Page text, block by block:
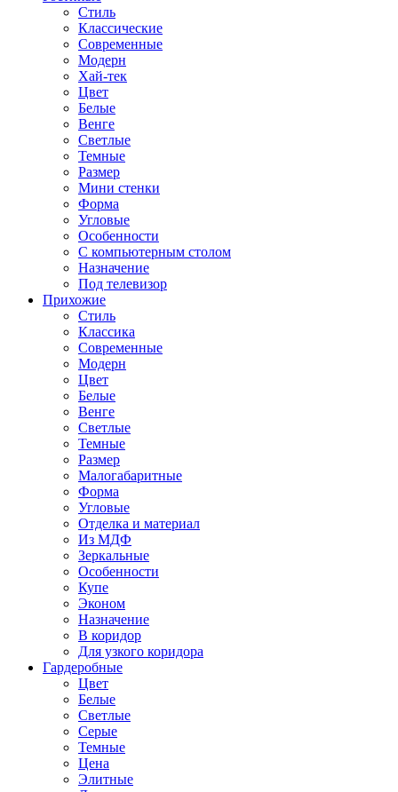
Стиль
Классические
Современные
Модерн
Хай-тек
Цвет
Белые
Венге
Светлые
Темные
Размер
Мини стенки
Форма
Угловые
Особенности
С компьютерным столом
Назначение
Под телевизор
Прихожие
Стиль
Классика
Современные
Модерн
Цвет
Белые
Венге
Светлые
Темные
Размер
Малогабаритные
Форма
Угловые
Отделка и материал
Из МДФ
Зеркальные
Особенности
Купе
Эконом
Назначение
В коридор
Для узкого коридора
Гардеробные
Цвет
Белые
Светлые
Серые
Темные
Цена
Элитные